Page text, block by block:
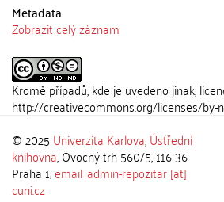
Metadata
Zobrazit celý záznam
Kromě případů, kde je uvedeno jinak,
http://creativecommons.org/licenses/by-
© 2025 Univerzita Karlova,Ústřední
knihovna, Ovocný trh 560/5, 116 36
Praha 1;email: admin-repozitar [at]
cuni.cz